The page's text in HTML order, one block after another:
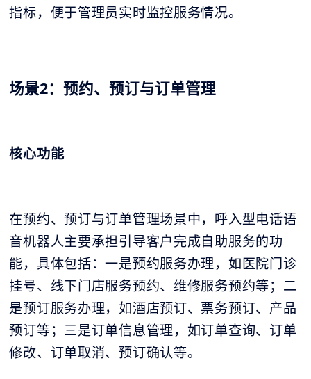
指标，便于管理员实时监控服务情况。
场景2：预约、预订与订单管理
核心功能
在预约、预订与订单管理场景中，呼入型电话语
音机器人主要承担引导客户完成自助服务的功
能，具体包括：一是预约服务办理，如医院门诊
挂号、线下门店服务预约、维修服务预约等；二
是预订服务办理，如酒店预订、票务预订、产品
预订等；三是订单信息管理，如订单查询、订单
修改、订单取消、预订确认等。